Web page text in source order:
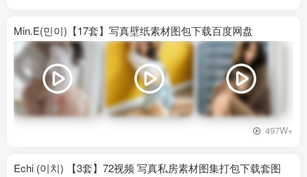
Min.E(민이)【17套】写真壁纸素材图包下载百度网盘
497W+
Echi (이치) 【3套】72视频 写真私房素材图集打包下载套图